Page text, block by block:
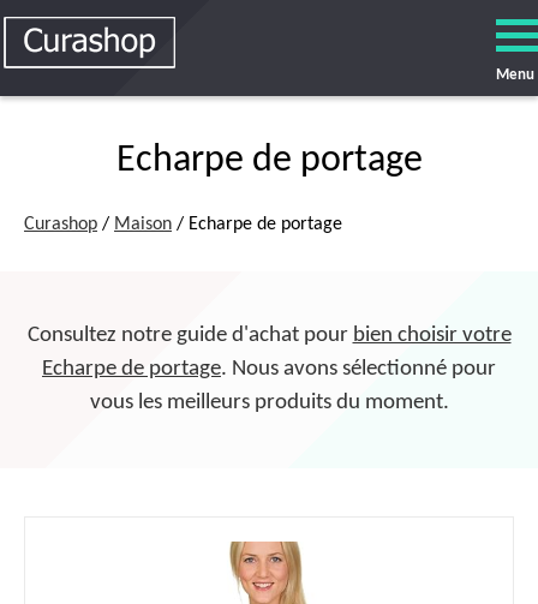
Menu
Echarpe de portage
Curashop / Maison / Echarpe de portage
Consultez notre guide d'achat pour bien choisir votre
Echarpe de portage. Nous avons sélectionné pour
vous les meilleurs produits du moment.